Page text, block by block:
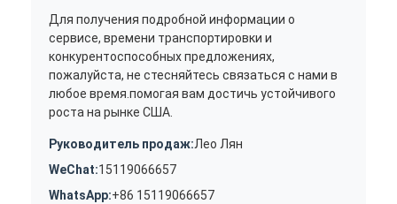
Для получения подробной информации о
сервисе, времени транспортировки и
конкурентоспособных предложениях,
пожалуйста, не стесняйтесь связаться с нами в
любое время.помогая вам достичь устойчивого
роста на рынке США.
Руководитель продаж:Лео Лян
WeChat:15119066657
WhatsApp:+86 15119066657